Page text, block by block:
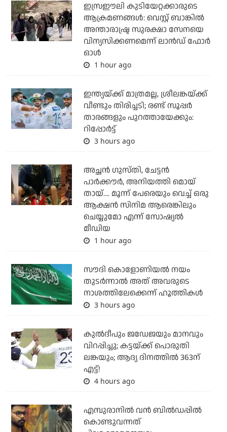
ഇസ്രഈലി കുടിയേറ്റക്കാരുടെ
ആക്രമണങ്ങള്‍: വെസ്റ്റ് ബാങ്കില്‍
അന്താരാഷ്ട്ര സുരക്ഷാ സേനയെ
വിന്യസിക്കണമെന്ന് ലാന്‍ഡ് ഫോര്‍
ഓള്‍
1 hour ago
ഇന്ത്യയ്ക്ക് മാത്രമല്ല, ശ്രീലങ്കയ്ക്ക്
വീണ്ടും തിരിച്ചടി; രണ്ട് സൂപ്പര്‍
താരങ്ങളും പുറത്തായേക്കും:
റിപ്പോര്‍ട്ട്
3 hours ago
അച്ഛന്‍ ഗുസ്തി, ചേട്ടന്‍
പാര്‍ക്കൗര്‍, അനിയത്തി മൊയ്
തായ്.... മൂന്ന് പേരെയും വെച്ച് ഒരു
ആക്ഷന്‍ സിനിമ ആരെങ്കിലും
ചെയ്യുമോ എന്ന് സോഷ്യല്‍
മീഡിയ
1 hour ago
സൗദി കൊളോണിയല്‍ നയം
തുടര്‍ന്നാല്‍ അത് അവരുടെ
നാശത്തിലേക്കെന്ന് ഹൂത്തികള്‍
3 hours ago
കുല്‍ദീപും ജഡേജയും മാനവും
വിറപ്പിച്ചു; കട്ടയ്ക്ക് പൊരുതി
ലങ്കയും; ആദ്യ ദിനത്തില്‍ 363ന്
എട്ട്!
4 hours ago
എമ്പുരാനില്‍ വന്‍ ബില്‍ഡപ്പില്‍
കൊണ്ടുവന്നത്